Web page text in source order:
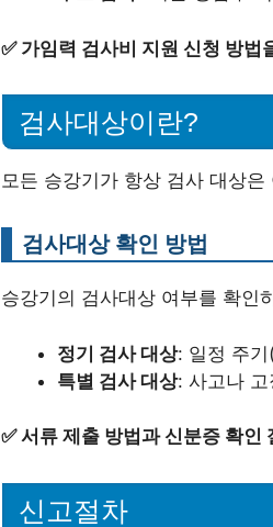
✅ 가임력 검사비 지원 신청 방법
검사대상이란?
모든 승강기가 항상 검사 대상
검사대상 확인 방법
승강기의 검사대상 여부를 확인
정기 검사 대상: 일정 주
특별 검사 대상: 사고나
✅서류 제출 방법과 신분증 확인
신고절차